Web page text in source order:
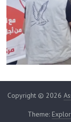
Copyright © 2026
Theme: